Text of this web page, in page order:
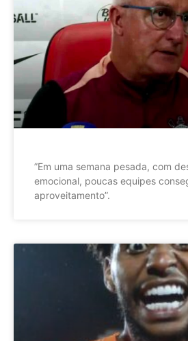
”Em uma semana pesada, com
emocional, poucas equipes
aproveitamento”.